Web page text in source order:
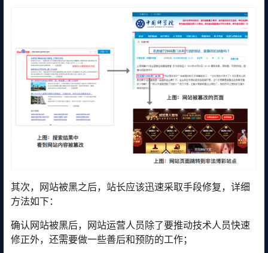
其次，网站被黑之后，站长应该迅速采取手段修复，详细
方法如下：
确认网站被黑后，网站运营人员除了要推动技术人员快速
修正外，还需要做一些善后和预防的工作；